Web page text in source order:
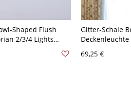
Shaped Flush
2/3/4 Lights
Petal Pattern,
Gitter-Schale
Deckenleuchte
Rot
69,25 €